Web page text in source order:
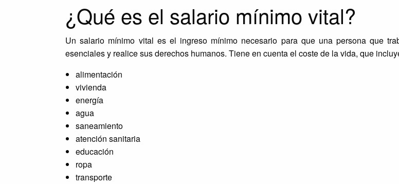
¿Qué es el salario mínimo vital?
Un salario mínimo vital es el ingreso mínimo necesario para que una persona que
esenciales y realice sus derechos humanos. Tiene en cuenta el coste de la vida, que
alimentación
vivienda
energía
agua
saneamiento
atención sanitaria
educación
ropa
transporte